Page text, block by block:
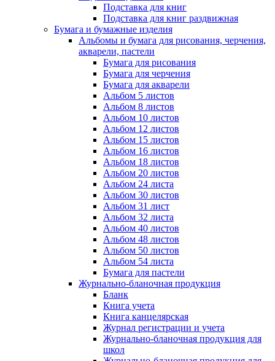
Подставка для книг
Подставка для книг раздвижная
Бумага и бумажные изделия
Альбомы и бумага для рисования, черчения,
акварели, пастели
Бумага для рисования
Бумага для черчения
Бумага для акварели
Альбом 5 листов
Альбом 8 листов
Альбом 10 листов
Альбом 12 листов
Альбом 15 листов
Альбом 16 листов
Альбом 18 листов
Альбом 20 листов
Альбом 24 листа
Альбом 30 листов
Альбом 31 лист
Альбом 32 листа
Альбом 40 листов
Альбом 48 листов
Альбом 50 листов
Альбом 54 листа
Бумага для пастели
Журнально-бланочная продукция
Бланк
Книга учета
Книга канцелярская
Журнал регистрации и учета
Журнально-бланочная продукция для
школ